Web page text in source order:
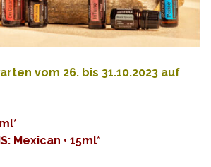
vom 26. bis 31.10.2023 auf
Mexican • 15ml*